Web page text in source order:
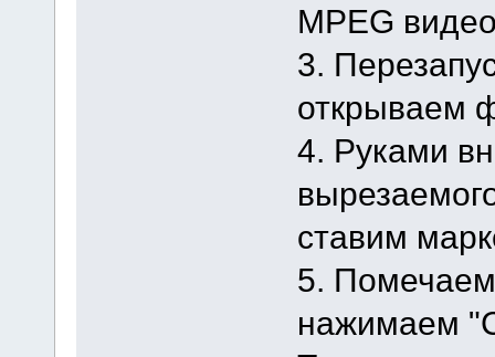
MPEG
3.
открываем
4. Руками
ставим
5.
нажимаем